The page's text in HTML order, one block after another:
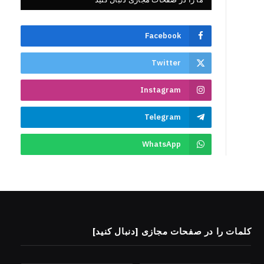
Facebook
Twitter
Instagram
Telegram
WhatsApp
کلمات را در صفحات مجازی [دنبال کنید]